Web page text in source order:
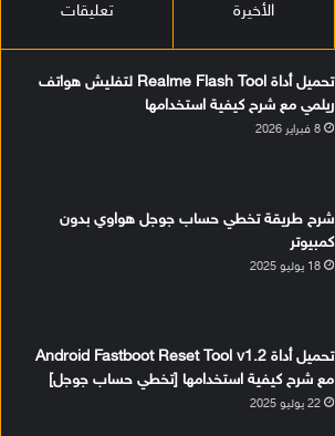
الأخيرة تعليقات
تحميل أداة Realme Flash Tool لتفليش هواتف
ريلمي مع شرح كيفية استخدامها
8 فبراير 2026
شرح طريقة تخطي حساب جوجل هواوي بدون
كمبيوتر
18 يوليو 2025
تحميل أداة Android Fastboot Reset Tool v1.2
مع شرح كيفية استخدامها [تخطي حساب جوجل]
22 يوليو 2025